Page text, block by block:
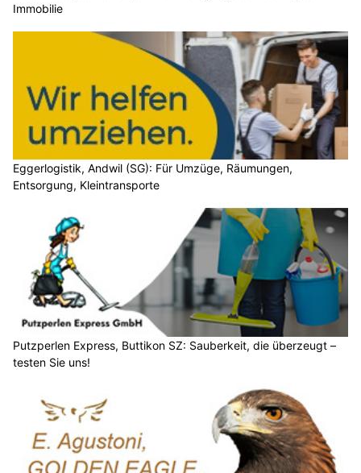
Immobilie
Eggerlogistik, Andwil (SG): Für Umzüge, Räumungen,
Entsorgung, Kleintransporte
Putzperlen Express, Buttikon SZ: Sauberkeit, die überzeugt –
testen Sie uns!